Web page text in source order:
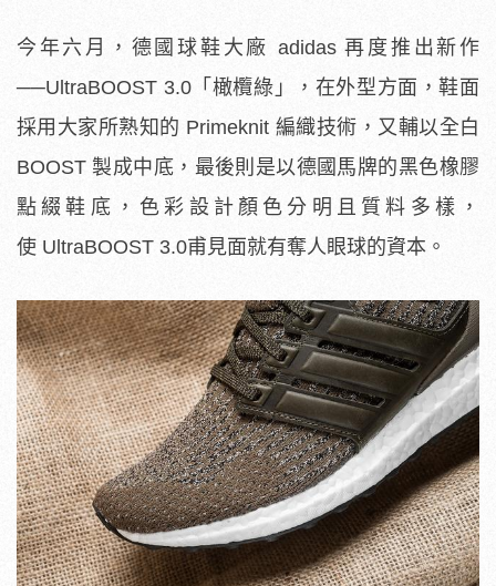
今年六月，德國球鞋大廠 adidas 再度推出新作
──UltraBOOST 3.0「橄欖綠」，在外型方面，鞋面
採用大家所熟知的 Primeknit 編織技術，又輔以全白
BOOST 製成中底，最後則是以德國馬牌的黑色橡膠
點綴鞋底，色彩設計顏色分明且質料多樣，
使 UltraBOOST 3.0甫見面就有奪人眼球的資本。